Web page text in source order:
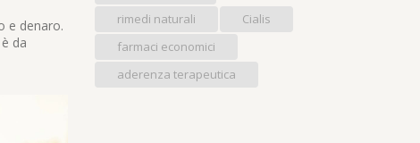
e denaro.
da
rimedi naturali
Cialis
farmaci economici
aderenza terapeutica